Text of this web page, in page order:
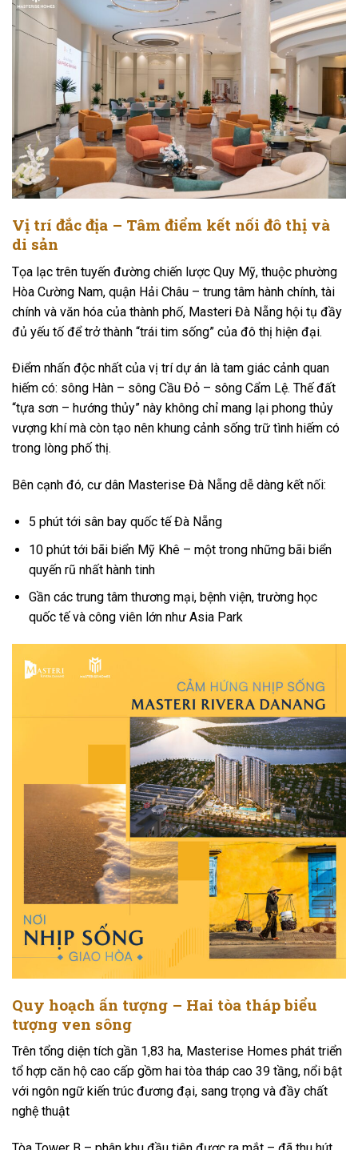
Vị trí đắc địa – Tâm điểm kết nối đô thị và
di sản
Tọa lạc trên tuyến đường chiến lược Quy Mỹ, thuộc phường
Hòa Cường Nam, quận Hải Châu – trung tâm hành chính, tài
chính và văn hóa của thành phố, Masteri Đà Nẵng hội tụ đầy
đủ yếu tố để trở thành “trái tim sống” của đô thị hiện đại.
Điểm nhấn độc nhất của vị trí dự án là tam giác cảnh quan
hiếm có: sông Hàn – sông Cầu Đỏ – sông Cẩm Lệ. Thế đất
“tựa sơn – hướng thủy” này không chỉ mang lại phong thủy
vượng khí mà còn tạo nên khung cảnh sống trữ tình hiếm có
trong lòng phố thị.
Bên cạnh đó, cư dân Masterise Đà Nẵng dễ dàng kết nối:
5 phút tới sân bay quốc tế Đà Nẵng
10 phút tới bãi biển Mỹ Khê – một trong những bãi biển
quyến rũ nhất hành tinh
Gần các trung tâm thương mại, bệnh viện, trường học
quốc tế và công viên lớn như Asia Park
Quy hoạch ấn tượng – Hai tòa tháp biểu
tượng ven sông
Trên tổng diện tích gần 1,83 ha, Masterise Homes phát triển
tổ hợp căn hộ cao cấp gồm hai tòa tháp cao 39 tầng, nổi bật
với ngôn ngữ kiến trúc đương đại, sang trọng và đầy chất
nghệ thuật